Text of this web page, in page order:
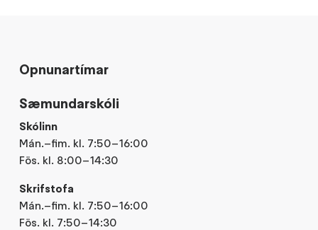
Opnunartímar
Sæmundarskóli
Skólinn
Mán.–fim. kl. 7:50–16:00
Fös. kl. 8:00–14:30
Skrifstofa
Mán.–fim. kl. 7:50–16:00
Fös. kl. 7:50–14:30